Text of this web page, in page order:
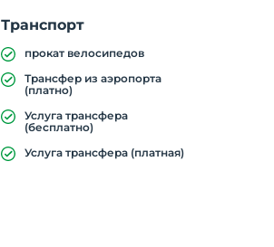
Транспорт
прокат велосипедов
Трансфер из аэропорта
(платно)
Услуга трансфера
(бесплатно)
Услуга трансфера (платная)